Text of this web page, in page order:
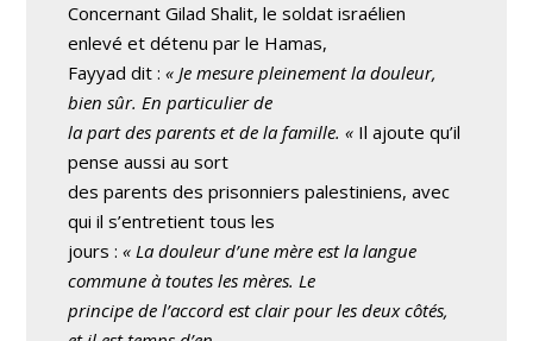
Concernant Gilad Shalit, le soldat israélien
enlevé et détenu par le Hamas,
Fayyad dit :« Je mesure pleinement la douleur,
bien sûr. En particulier de
la part des parents et de la famille. « Il ajoute qu’il
pense aussi au sort
des parents des prisonniers palestiniens, avec
qui il s’entretient tous les
jours :« La douleur d’une mère est la langue
commune à toutes les mères. Le
principe de l’accord est clair pour les deux côtés,